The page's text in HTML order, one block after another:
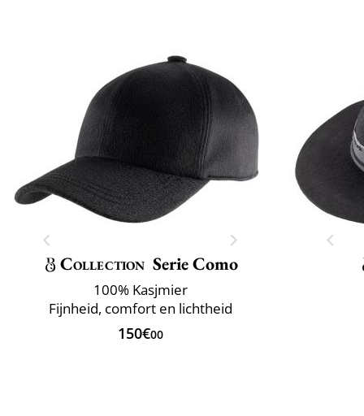
Collection Serie Como
100% Kasjmier
Fijnheid, comfort en lichtheid
150€00